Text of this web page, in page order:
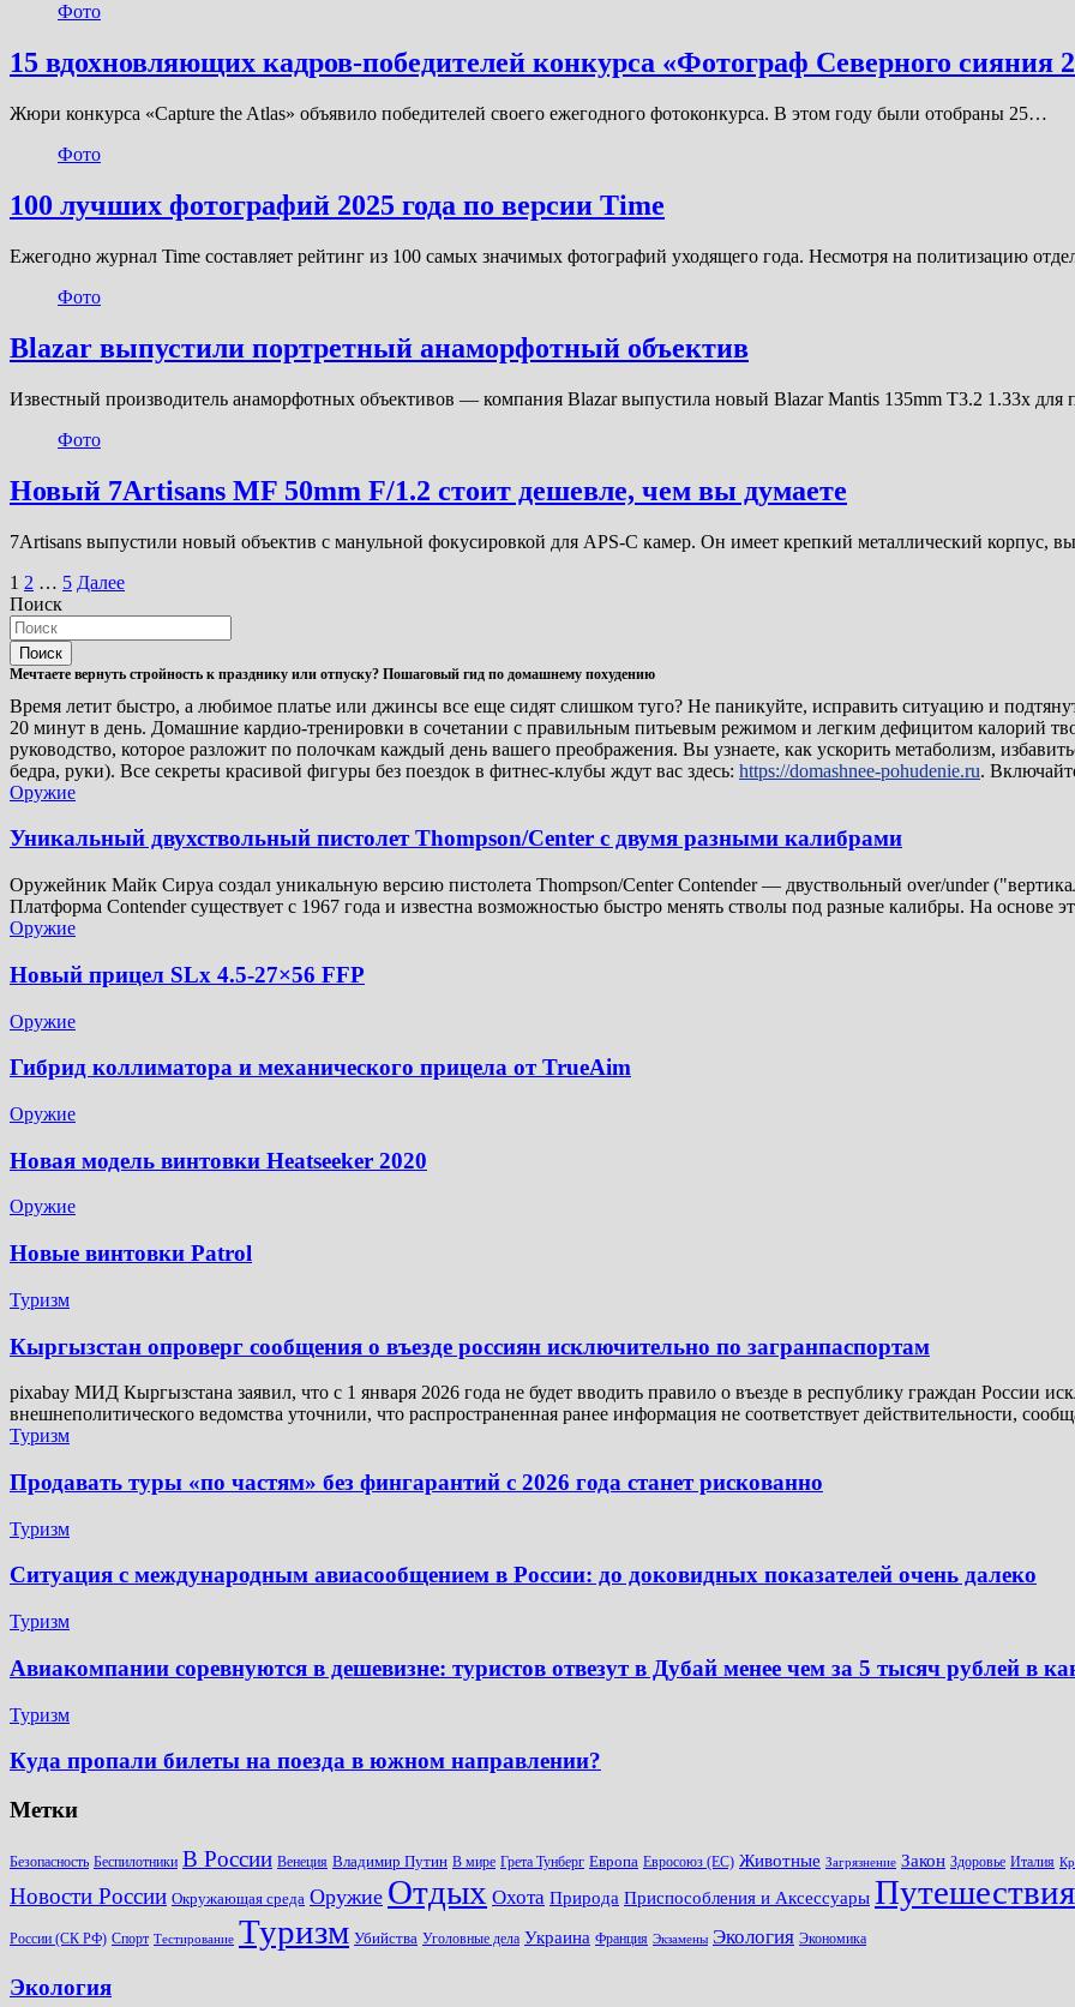
Фото
15 вдохновляющих кадров-победителей конкурса «Фотограф Северного сияния
Жюри конкурса «Capture the Atlas» объявило победителей своего ежегодного фотоконкурса. В этом году были отобраны 25…
Фото
100 лучших фотографий 2025 года по версии Time
Ежегодно журнал Time составляет рейтинг из 100 самых значимых фотографий уходящего года. Несмотря на политизацию
Фото
Blazar выпустили портретный анаморфотный объектив
Известный производитель анаморфотных объективов — компания Blazar выпустила новый Blazar Mantis 135mm T3.2 1.33х
Фото
Новый 7Artisans MF 50mm F/1.2 стоит дешевле, чем вы думаете
7Artisans выпустили новый объектив с манульной фокусировкой для APS-C камер. Он имеет крепкий металлический корпус,
Пагинация
записей
1 2 … 5 Далее
Поиск
Поиск
Мечтаете вернуть стройность к празднику или отпуску? Пошаговый гид по домашнему похудению
Время летит быстро, а любимое платье или джинсы все еще сидят слишком туго? Не паникуйте, исправить ситуацию и
20 минут в день. Домашние кардио-тренировки в сочетании с правильным питьевым режимом и легким дефицитом калорий
руководство, которое разложит по полочкам каждый день вашего преображения. Вы узнаете, как ускорить метаболизм,
бедра, руки). Все секреты красивой фигуры без поездок в фитнес-клубы ждут вас здесь: https://domashnee-pohudenie.ru.
Оружие
Уникальный двухствольный пистолет Thompson/Center с двумя разными калибрами
Оружейник Майк Сируа создал уникальную версию пистолета Thompson/Center Contender — двуствольный over/under
Платформа Contender существует с 1967 года и известна возможностью быстро менять стволы под разные калибры. На основе
Оружие
Новый прицел SLx 4.5-27×56 FFP
Оружие
Гибрид коллиматора и механического прицела от TrueAim
Оружие
Новая модель винтовки Heatseeker 2020
Оружие
Новые винтовки Patrol
Туризм
Кыргызстан опроверг сообщения о въезде россиян исключительно по загранпаспортам
pixabay МИД Кыргызстана заявил, что с 1 января 2026 года не будет вводить правило о въезде в республику граждан России
внешнеполитического ведомства уточнили, что распространенная ранее информация не соответствует действительности,
Туризм
Продавать туры «по частям» без фингарантий с 2026 года станет рискованно
Туризм
Ситуация с международным авиасообщением в России: до доковидных показателей очень далеко
Туризм
Авиакомпании соревнуются в дешевизне: туристов отвезут в Дубай менее чем за 5 тысяч рублей в
Туризм
Куда пропали билеты на поезда в южном направлении?
Метки
Безопасность Беспилотники В России Венеция Владимир Путин В мире Грета Тунберг Европа Евросоюз (ЕС) Животные Загрязнение Закон Здоровье Италия
Новости России Окружающая среда Оружие Отдых Охота Природа Приспособления и Аксессуары Путешествия
России (СК РФ) Спорт Тестирование Туризм Убийства Уголовные дела Украина Франция Экзамены Экология Экономика
Экология